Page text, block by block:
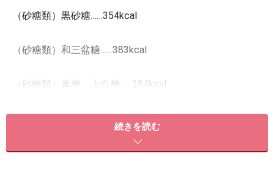
（砂糖類）黒砂糖……354kcal
（砂糖類）和三盆糖……383kcal
（砂糖類）車糖 上白糖……384kcal
（砂糖類）ざらめ糖 グラニュー糖……387kcal
続きを読む